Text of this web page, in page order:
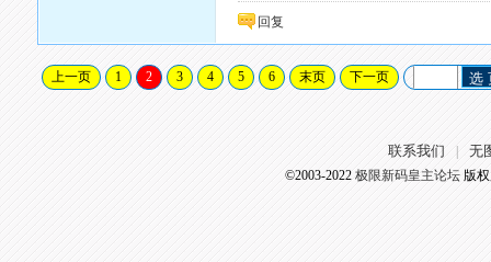
回复
上一页 1 2 3 4 5 6 末页 下一页 选
联系我们 无
©2003-2022 极限新码皇主论坛版权